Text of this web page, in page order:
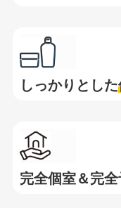
しっかりとした
完全個室＆完